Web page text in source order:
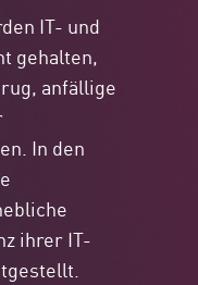
IT- und
gehalten,
anfällige
In den
ihrer IT-